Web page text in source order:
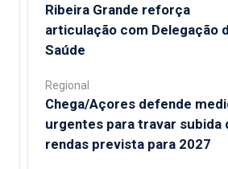
Ribeira Grande reforça
articulação com Delegação
Saúde
Regional
Chega/Açores defende
urgentes para travar subida
rendas prevista para 2027